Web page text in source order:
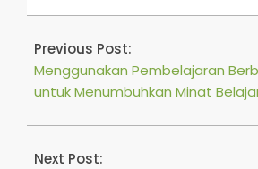
2026-
04
Previous Post:
Menggunakan Pembelajaran
untuk Menumbuhkan Minat
Next Post: